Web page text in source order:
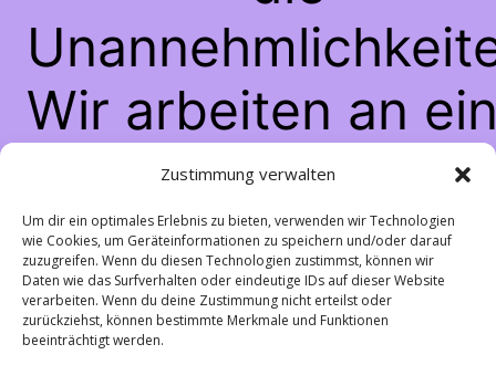
Zustimmung verwalten
Um dir ein optimales Erlebnis zu bieten, verwenden wir Technologien
wie Cookies, um Geräteinformationen zu speichern und/oder darauf
zuzugreifen. Wenn du diesen Technologien zustimmst, können wir
Daten wie das Surfverhalten oder eindeutige IDs auf dieser Website
verarbeiten. Wenn du deine Zustimmung nicht erteilst oder
zurückziehst, können bestimmte Merkmale und Funktionen
beeinträchtigt werden.
Wir arbeiten an
großartigen
schau bald
vorbei!